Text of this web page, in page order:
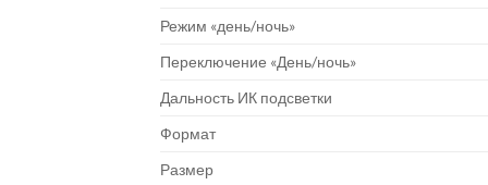
Режим «день/ночь»
Переключение «День/ночь»
Дальность ИК подсветки
Формат
Размер